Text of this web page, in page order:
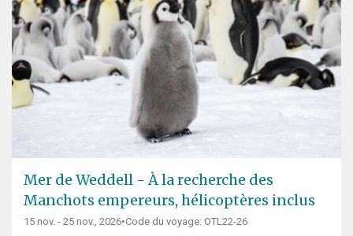
Mer de Weddell - À la recherche des
Manchots empereurs, hélicoptères inclus
15 nov. - 25 nov., 2026•Code du voyage: OTL22-26